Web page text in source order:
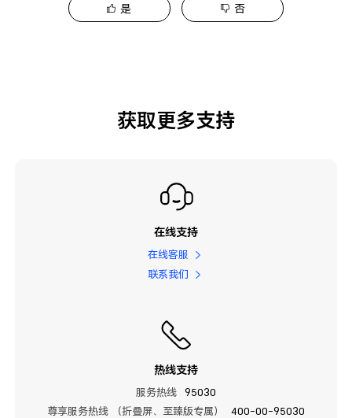
是 否
获取更多支持
在线支持
在线客服
联系我们
热线支持
服务热线
95030
尊享服务热线 （折叠屏、至臻版专属）
400-00-95030